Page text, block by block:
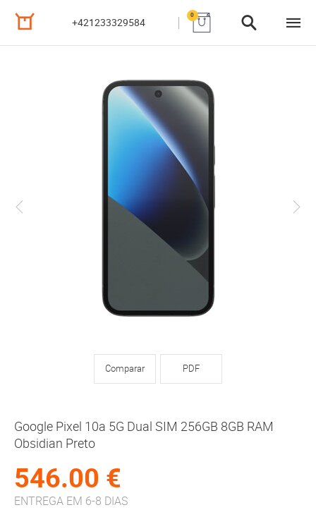
+421233329584
0
Comparar PDF
Google Pixel 10a 5G Dual SIM 256GB 8GB RAM
Obsidian Preto
546.00 €
ENTREGA EM 6-8 DIAS